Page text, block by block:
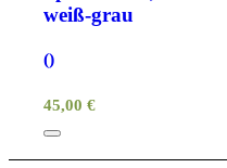
weiß-grau
()
45,00 €